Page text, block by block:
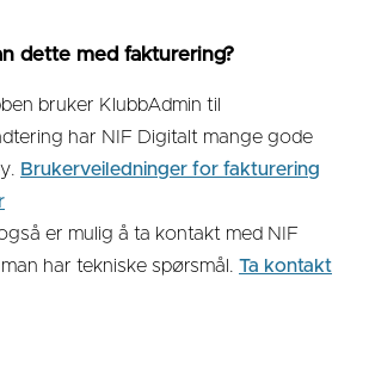
dette med fakturering?
bruker KlubbAdmin til
har NIF Digitalt mange gode
Brukerveiledninger for fakturering
er mulig å ta kontakt med NIF
har tekniske spørsmål. Ta kontakt